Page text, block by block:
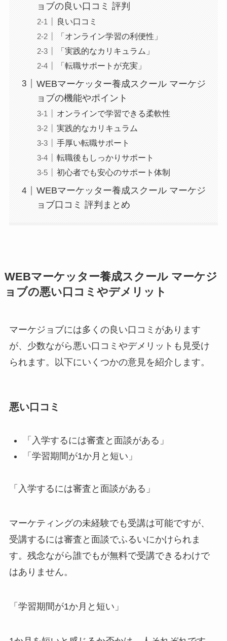
ョブの良い口コミ 評判
良い口コミ
「オンライン学習の利便性」
「実践的なカリキュラム」
「転職サポートが充実」
WEBマーケッター養成スクール マーケジ
ョブの機能やポイント
オンラインで学習できる柔軟性
実践的なカリキュラム
手厚い転職サポート
転職後もしっかりサポート
初心者でも安心のサポート体制
WEBマーケッター養成スクール マーケジ
ョブ口コミ 評判まとめ
WEBマーケッター養成スクール マーケジ
ョブの悪い口コミやデメリット
マーケジョブには多くの良い口コミがあります
が、少数ながら悪い口コミやデメリットも見受け
られます。以下にいくつかの意見を紹介します。
悪い口コミ
「入学するには審査と面談がある」
「学習期間が1か月と短い」
「入学するには審査と面談がある」
マーケティングの未経験でも受講は可能ですが、
受講するには審査と面談でふるいにかけられま
す。残念ながら誰でもが無料で受講できるわけで
はありません。
「学習期間が1か月と短い」